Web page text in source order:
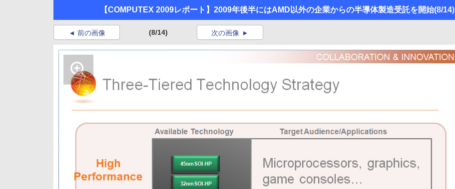
【COMPUTEX 2009レポート】2009年後半にはAMD以外の企業からの半導体製造受託を開始(8/14)
前の画像 (8/14) 次の画像